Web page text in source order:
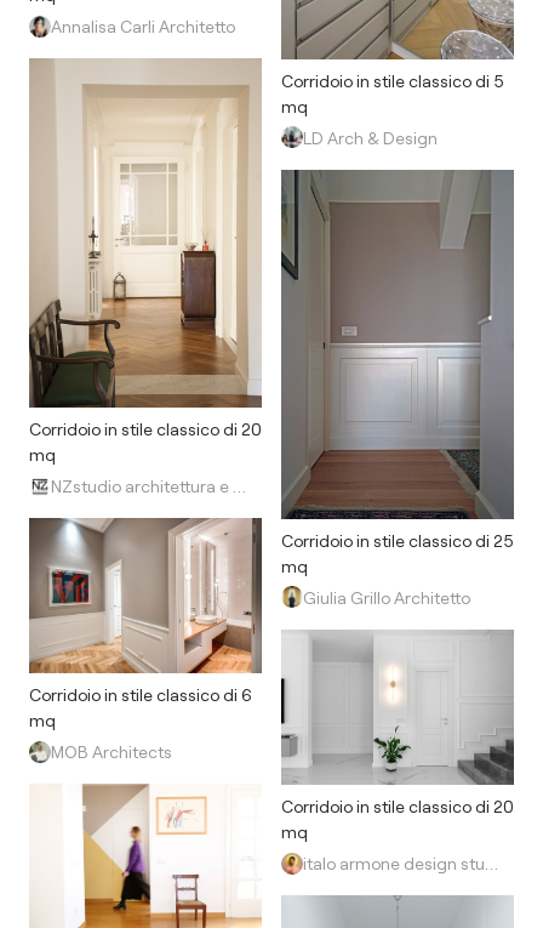
Annalisa Carli Architetto
Corridoio in stile classico di 20
mq
NZstudio architettura e design
Corridoio in stile classico di 6
mq
MOB Architects
Corridoio in stile classico di 5
mq
LD Arch & Design
Corridoio in stile classico di 25
mq
Giulia Grillo Architetto
Corridoio in stile classico di 20
mq